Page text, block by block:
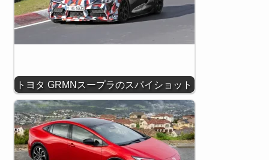
トヨタ GRMNスープラのスパイショット